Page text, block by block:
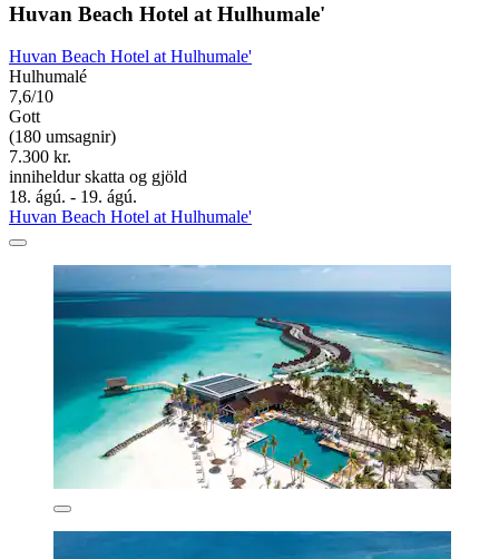
Huvan Beach Hotel at Hulhumale'
Huvan Beach Hotel at Hulhumale'
Hulhumalé
7,6/10
Gott
(180 umsagnir)
7.300 kr.
inniheldur skatta og gjöld
18. ágú. - 19. ágú.
Huvan Beach Hotel at Hulhumale'